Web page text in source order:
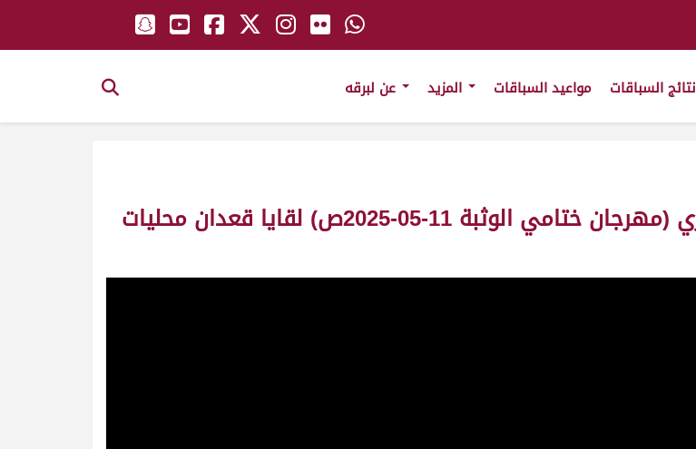
نتائج السباقات مواعيد السباقات
ش3 شهاب لـ محمد غانم علي حموده الظاهري (مهرجان ختامي الوثبة 11-05-2025ص) لقايا قعدان محليات